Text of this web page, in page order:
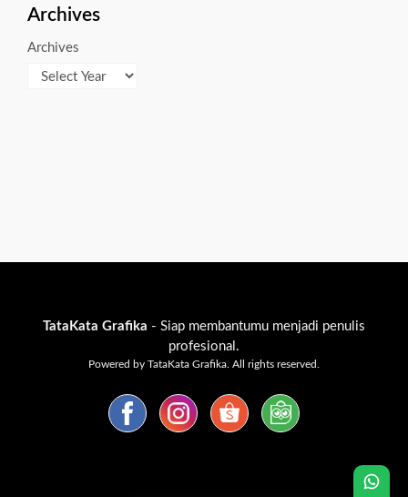
Archives
Archives
TataKata Grafika - Siap membantumu menjadi penulis
profesional.
Powered by TataKata Grafika. All rights reserved.